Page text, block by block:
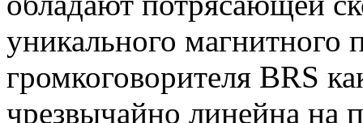
уникального магнитного
громкоговорителя BRS
чрезвычайно линейна на